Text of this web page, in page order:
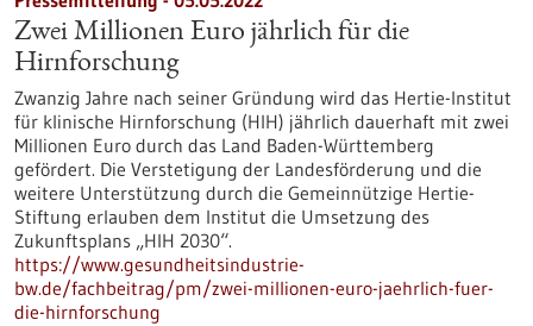
Zwei Millionen Euro jährlich für die
Hirnforschung
Zwanzig Jahre nach seiner Gründung wird das Hertie-Institut
für klinische Hirnforschung (HIH) jährlich dauerhaft mit zwei
Millionen Euro durch das Land Baden-Württemberg
gefördert. Die Verstetigung der Landesförderung und die
weitere Unterstützung durch die Gemeinnützige Hertie-
Stiftung erlauben dem Institut die Umsetzung des
Zukunftsplans „HIH 2030“.
https://www.gesundheitsindustrie-
bw.de/fachbeitrag/pm/zwei-millionen-euro-jaehrlich-fuer-
die-hirnforschung